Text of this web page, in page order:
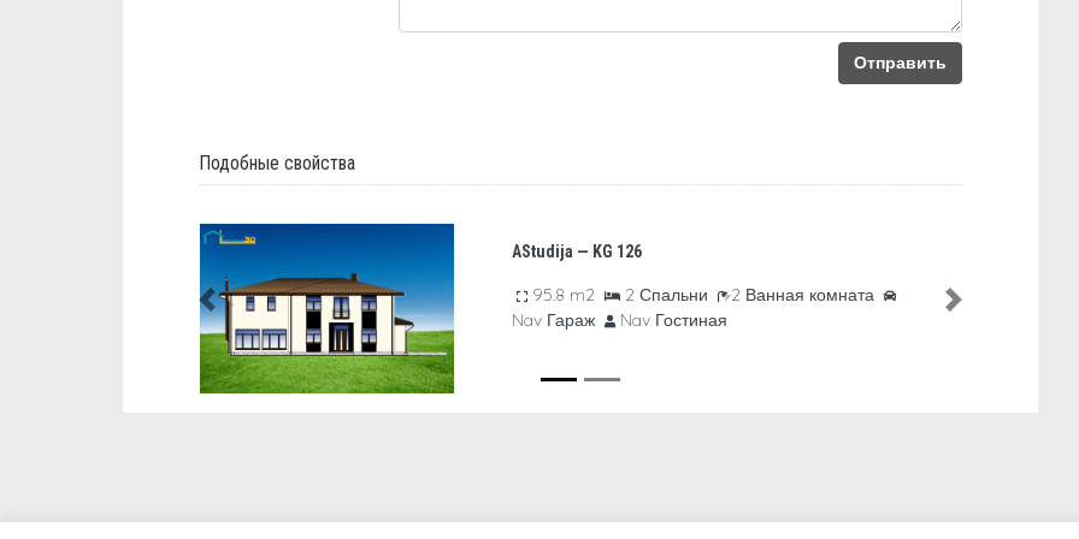
Отправить
Подобные свойства
95.8 m2 2 Спальни
2 Ванная комната
Nav Гараж
Nav Гостиная
317.57 m2
Previous Next